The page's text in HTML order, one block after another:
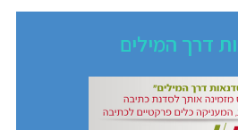
דרך המילים